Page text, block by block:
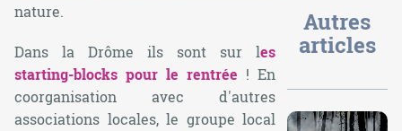
nature.
Dans la Drôme ils sont sur les
starting-blocks pour le rentrée ! En
coorganisation avec d'autres
associations locales, le groupe local
Autres
articles